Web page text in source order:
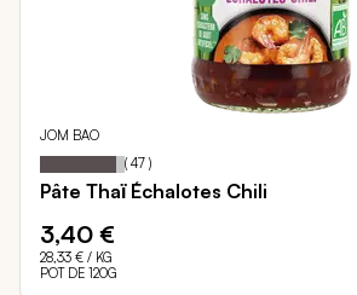
JOM BAO
Notation: 90
% of
( 47 )
Pâte Thaï Échalotes Chili
3,40 €
28,33 € / KG
POT DE 120G